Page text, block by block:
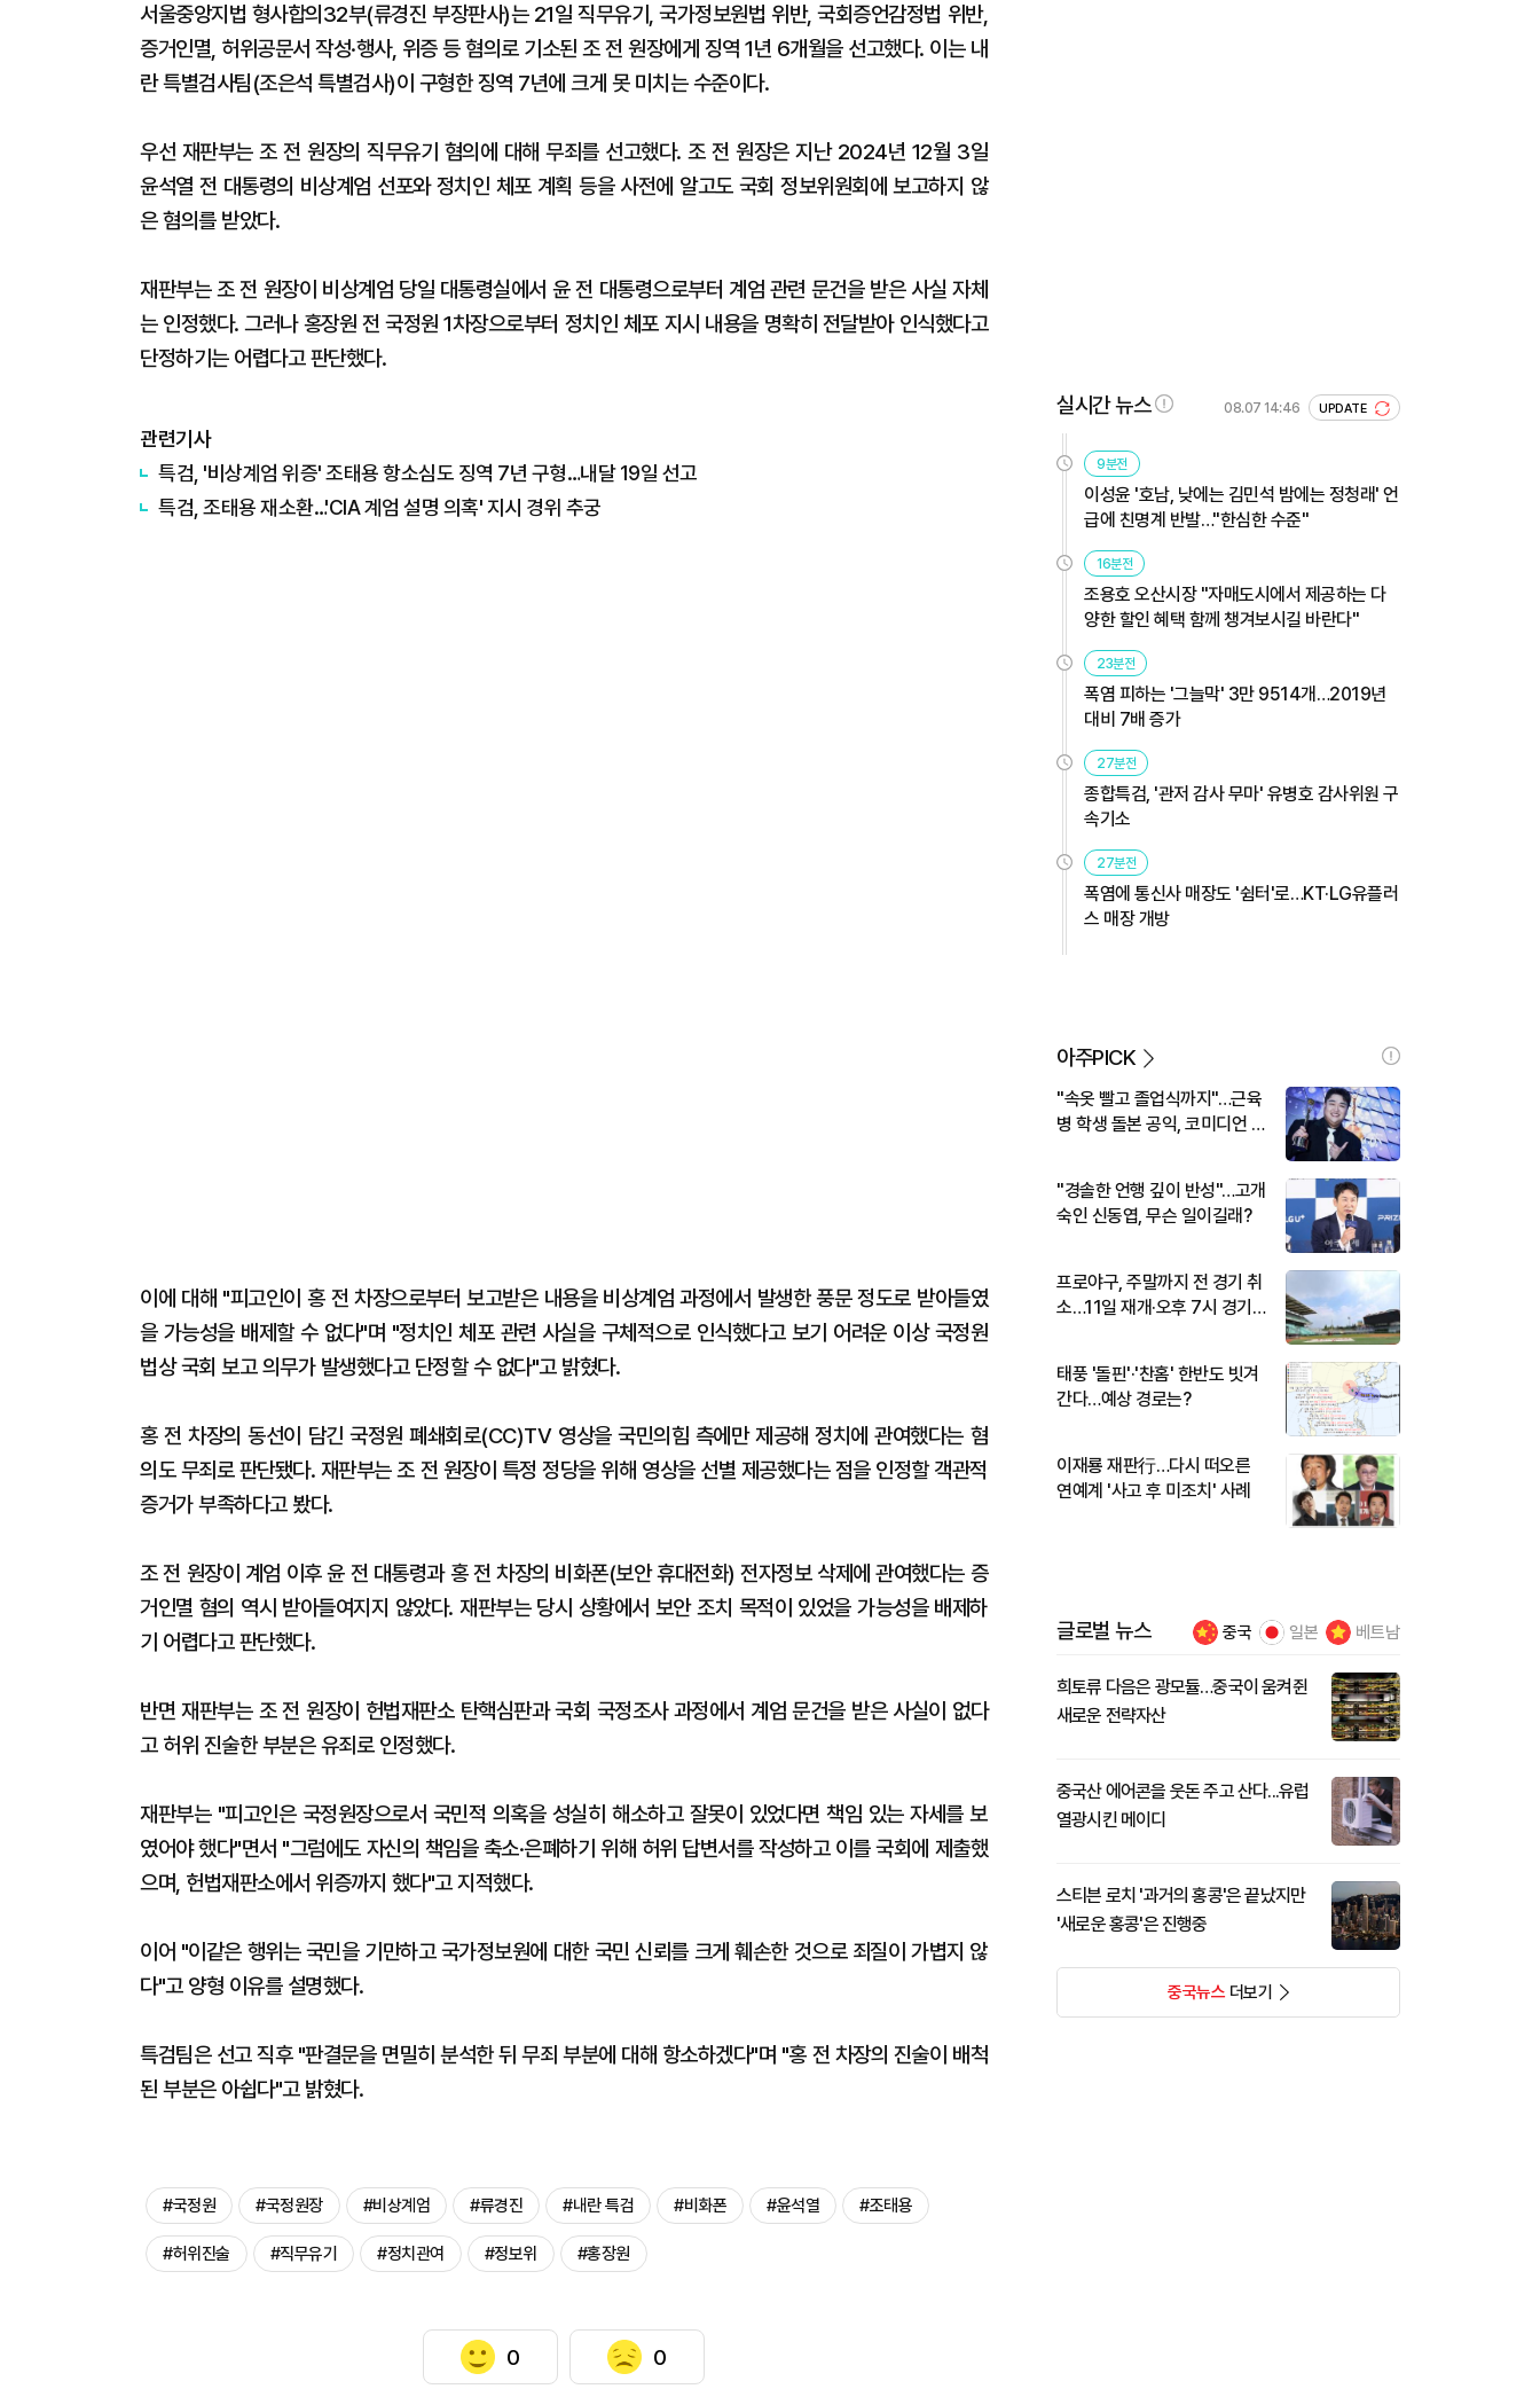
서울중앙지법 형사합의32부(류경진 부장판사)는 21일 직무유기, 국가정보원법 위반, 국회증언감정법 위반,
증거인멸, 허위공문서 작성·행사, 위증 등 혐의로 기소된 조 전 원장에게 징역 1년 6개월을 선고했다. 이는 내
란 특별검사팀(조은석 특별검사)이 구형한 징역 7년에 크게 못 미치는 수준이다.
우선 재판부는 조 전 원장의 직무유기 혐의에 대해 무죄를 선고했다. 조 전 원장은 지난 2024년 12월 3일
윤석열 전 대통령의 비상계엄 선포와 정치인 체포 계획 등을 사전에 알고도 국회 정보위원회에 보고하지 않
은 혐의를 받았다.
재판부는 조 전 원장이 비상계엄 당일 대통령실에서 윤 전 대통령으로부터 계엄 관련 문건을 받은 사실 자체
는 인정했다. 그러나 홍장원 전 국정원 1차장으로부터 정치인 체포 지시 내용을 명확히 전달받아 인식했다고
단정하기는 어렵다고 판단했다.
관련기사
특검, '비상계엄 위증' 조태용 항소심도 징역 7년 구형…내달 19일 선고
특검, 조태용 재소환…'CIA 계엄 설명 의혹' 지시 경위 추궁
이에 대해 "피고인이 홍 전 차장으로부터 보고받은 내용을 비상계엄 과정에서 발생한 풍문 정도로 받아들였
을 가능성을 배제할 수 없다"며 "정치인 체포 관련 사실을 구체적으로 인식했다고 보기 어려운 이상 국정원
법상 국회 보고 의무가 발생했다고 단정할 수 없다"고 밝혔다.
홍 전 차장의 동선이 담긴 국정원 폐쇄회로(CC)TV 영상을 국민의힘 측에만 제공해 정치에 관여했다는 혐
의도 무죄로 판단됐다. 재판부는 조 전 원장이 특정 정당을 위해 영상을 선별 제공했다는 점을 인정할 객관적
증거가 부족하다고 봤다.
조 전 원장이 계엄 이후 윤 전 대통령과 홍 전 차장의 비화폰(보안 휴대전화) 전자정보 삭제에 관여했다는 증
거인멸 혐의 역시 받아들여지지 않았다. 재판부는 당시 상황에서 보안 조치 목적이 있었을 가능성을 배제하
기 어렵다고 판단했다.
반면 재판부는 조 전 원장이 헌법재판소 탄핵심판과 국회 국정조사 과정에서 계엄 문건을 받은 사실이 없다
고 허위 진술한 부분은 유죄로 인정했다.
재판부는 "피고인은 국정원장으로서 국민적 의혹을 성실히 해소하고 잘못이 있었다면 책임 있는 자세를 보
였어야 했다"면서 "그럼에도 자신의 책임을 축소·은폐하기 위해 허위 답변서를 작성하고 이를 국회에 제출했
으며, 헌법재판소에서 위증까지 했다"고 지적했다.
이어 "이같은 행위는 국민을 기만하고 국가정보원에 대한 국민 신뢰를 크게 훼손한 것으로 죄질이 가볍지 않
다"고 양형 이유를 설명했다.
특검팀은 선고 직후 "판결문을 면밀히 분석한 뒤 무죄 부분에 대해 항소하겠다"며 "홍 전 차장의 진술이 배척
된 부분은 아쉽다"고 밝혔다.
#국정원 #국정원장 #비상계엄 #류경진 #내란 특검 #비화폰 #윤석열 #조태용
#허위진술 #직무유기 #정치관여 #정보위 #홍장원
0 0
실시간 뉴스 08.07 14:46 UPDATE
9분전
이성윤 '호남, 낮에는 김민석 밤에는 정청래' 언
급에 친명계 반발…"한심한 수준"
16분전
조용호 오산시장 "자매도시에서 제공하는 다
양한 할인 혜택 함께 챙겨보시길 바란다"
23분전
폭염 피하는 '그늘막' 3만 9514개…2019년
대비 7배 증가
27분전
종합특검, '관저 감사 무마' 유병호 감사위원 구
속기소
27분전
폭염에 통신사 매장도 '쉼터'로…KT·LG유플러
스 매장 개방
아주PICK
"속옷 빨고 졸업식까지"…근육
병 학생 돌본 공익, 코미디언 김
"경솔한 언행 깊이 반성"…고개
숙인 신동엽, 무슨 일이길래?
프로야구, 주말까지 전 경기 취
소…11일 재개·오후 7시 경기
태풍 '돌핀'·'찬홈' 한반도 빗겨
간다…예상 경로는?
이재룡 재판行…다시 떠오른
연예계 '사고 후 미조치' 사례
글로벌 뉴스 중국 일본 베트남
희토류 다음은 광모듈…중국이 움켜쥔
새로운 전략자산
중국산 에어콘을 웃돈 주고 산다...유럽
열광시킨 메이디
스티븐 로치 '과거의 홍콩'은 끝났지만
'새로운 홍콩'은 진행중
중국뉴스더보기